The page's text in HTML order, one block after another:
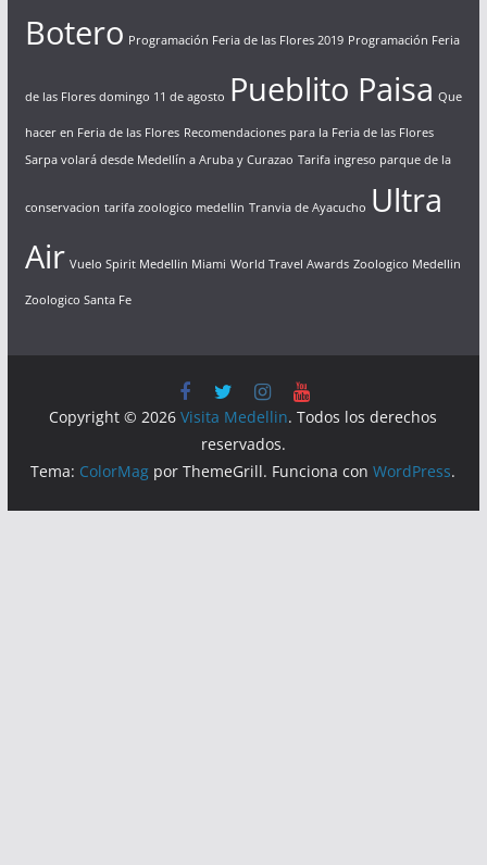
Botero Programación Feria de las Flores 2019 Programación Feria
de las Flores domingo 11 de agosto Pueblito Paisa Que
hacer en Feria de las Flores Recomendaciones para la Feria de las Flores
Sarpa volará desde Medellín a Aruba y Curazao Tarifa ingreso parque de la
conservacion tarifa zoologico medellin Tranvia de Ayacucho Ultra
Air Vuelo Spirit Medellin Miami World Travel Awards Zoologico Medellin
Zoologico Santa Fe
Copyright © 2026Visita Medellin. Todos los derechos
reservados.
Tema: ColorMag por ThemeGrill. Funciona conWordPress.